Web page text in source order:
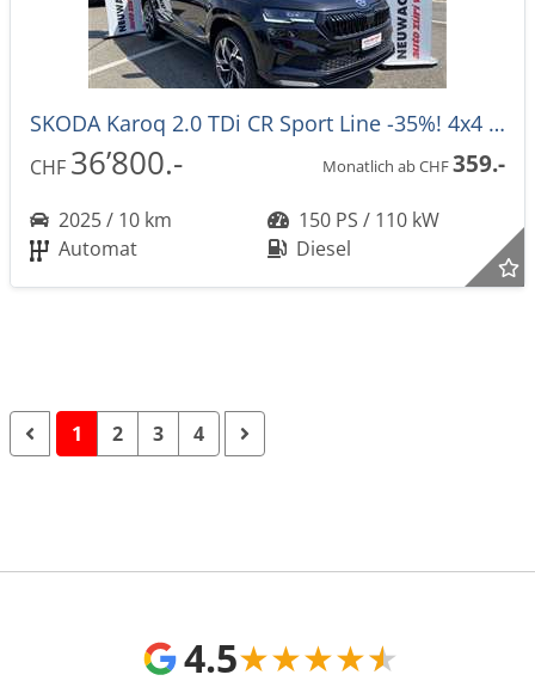
SKODA Karoq 2.0 TDi CR Sport Line -35%! 4x4 DSG-Automat
CHF 36’800.- Monatlich ab CHF359.-
2025 / 10 km
150 PS / 110 kW
Automat
Diesel
1 2 3 4
4.5★★★★★